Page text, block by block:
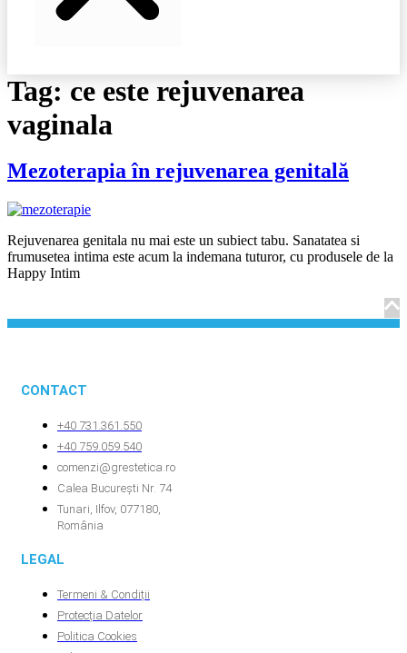
Tag: ce este rejuvenarea
vaginala
Mezoterapia în rejuvenarea genitală
Rejuvenarea genitala nu mai este un subiect tabu. Sanatatea si
frumusetea intima este acum la indemana tuturor, cu produsele de la
Happy Intim
CONTACT
+40 731.361.550
+40 759.059.540
comenzi@grestetica.ro
Calea București Nr. 74
Tunari, Ilfov, 077180,
România
LEGAL
Termeni & Condiții
Protecția Datelor
Politica Cookies